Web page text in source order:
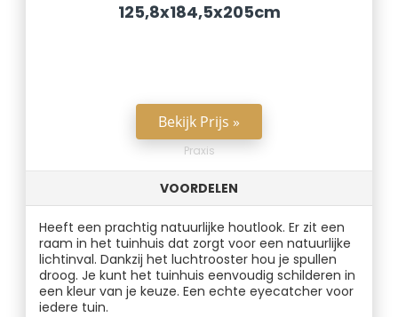
125,8x184,5x205cm
Bekijk Prijs »
Praxis
VOORDELEN
Heeft een prachtig natuurlijke houtlook. Er zit een
raam in het tuinhuis dat zorgt voor een natuurlijke
lichtinval. Dankzij het luchtrooster hou je spullen
droog. Je kunt het tuinhuis eenvoudig schilderen in
een kleur van je keuze. Een echte eyecatcher voor
iedere tuin.